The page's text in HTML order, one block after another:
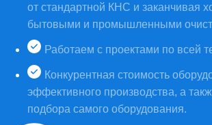
от стандартной КНС и заканчивая
бытовыми и промышленными
Работаем с проектами по всей
Конкурентная стоимость
эффективного производства, а
подбора самого оборудования.